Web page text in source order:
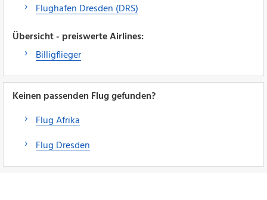
Flughafen Dresden (DRS)
Übersicht - preiswerte Airlines:
Billigflieger
Keinen passenden Flug gefunden?
Flug Afrika
Flug Dresden